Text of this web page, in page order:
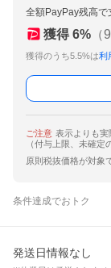
全額PayPay残高
獲得 6% （
獲得のうち5.5%は利
ご注意 表示よりも実
（付与上限、未確定
原則税抜価格が対象
条件達成でおトク
発送日情報なし